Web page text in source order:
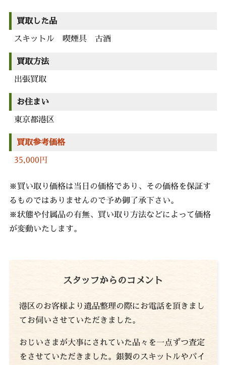
買取した品
スキットル 喫煙具 古酒
買取方法
出張買取
お住まい
東京都港区
買取参考価格
35,000円
※買い取り価格は当日の価格であり、その価格を保証す
るものではありませんので予め御了承下さい。
※状態や付属品の有無、買い取り方法などによって価格
が変動いたします。
スタッフからのコメント
港区のお客様より遺品整理の際にお電話を頂きまし
てお伺いさせていただきました。
おじいさまが大事にされていた品々を一点ずつ査定
をさせていただきました。銀製のスキットルやパイ